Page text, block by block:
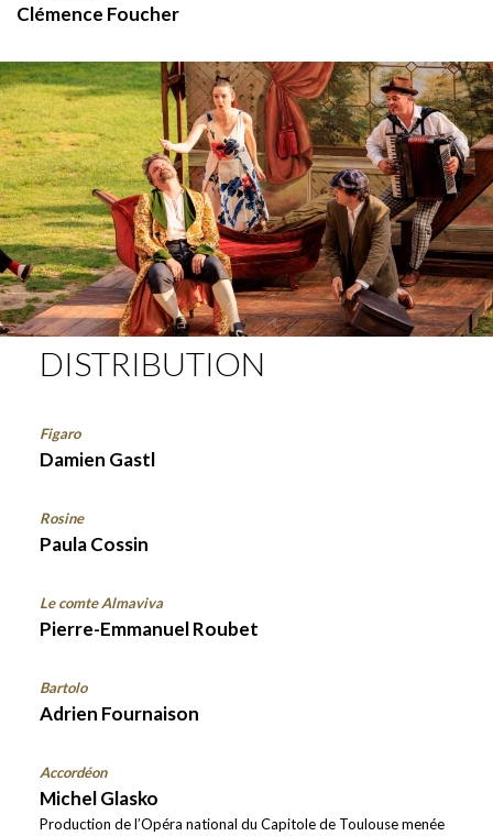
Clémence Foucher
DISTRIBUTION
Figaro
Damien Gastl
Rosine
Paula Cossin
Le comte Almaviva
Pierre-Emmanuel Roubet
Bartolo
Adrien Fournaison
Accordéon
Michel Glasko
Production de l’Opéra national du Capitole de Toulouse menée